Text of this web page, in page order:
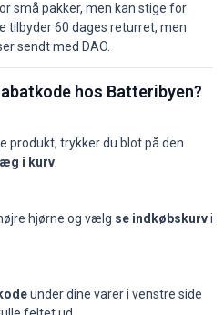
små pakker, men kan stige for
tilbyder 60 dages returret, men
sendt med DAO.
hos Batteribyen?
produkt, trykker du blot på den
læg i kurv
hjørne og vælg se indkøbskurvi
under dine varer i venstre side